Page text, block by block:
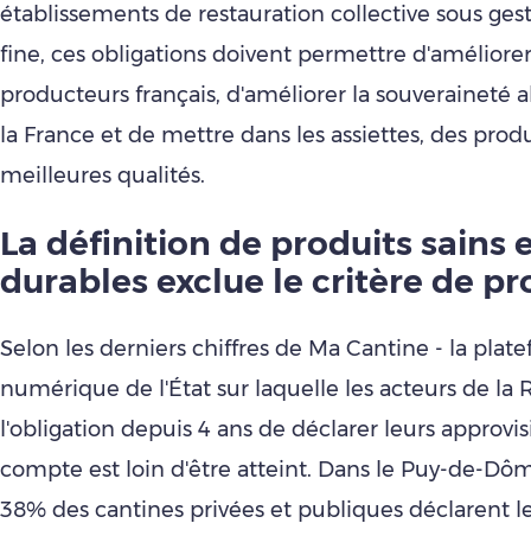
établissements de restauration collective sous
fine, ces obligations doivent permettre
producteurs français, d'améliorer la souveraineté
la France et de mettre dans les assiettes, des
meilleures qualités.
La définition de produits sains
durables exclue le critère de
Selon les derniers chiffres de Ma Cantine - la
numérique de l'État sur laquelle les acteurs de la
l'obligation depuis 4 ans de déclarer leurs
compte est loin d'être atteint. Dans le Puy-de-
38% des cantines privées et publiques déclarent